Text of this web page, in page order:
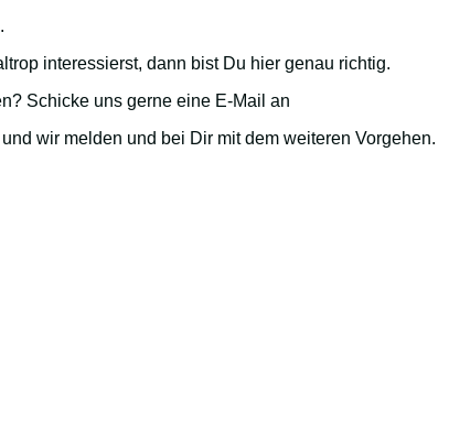
interessierst, dann bist Du hier genau richtig.
Schicke uns gerne eine E-Mail an
und wir melden und bei Dir mit dem weiteren Vorgehen.